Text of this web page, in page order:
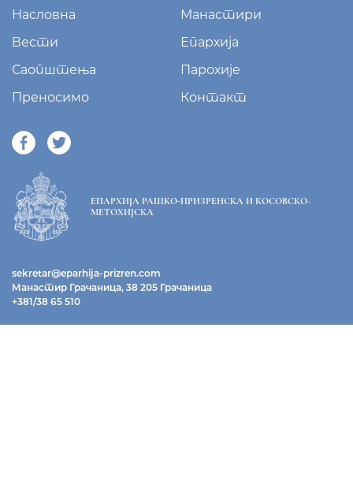
Насловна
Манастири
Вести
Епархија
Саопштења
Парохије
Преносимо
Контакт
ЕПАРХИЈА РАШКО-ПРИЗРЕНСКА И КОСОВСКО-
МЕТОХИЈСКА
sekretar@eparhija-prizren.com
Манастир Грачаница, 38 205 Грачаница
+381/38 65 510